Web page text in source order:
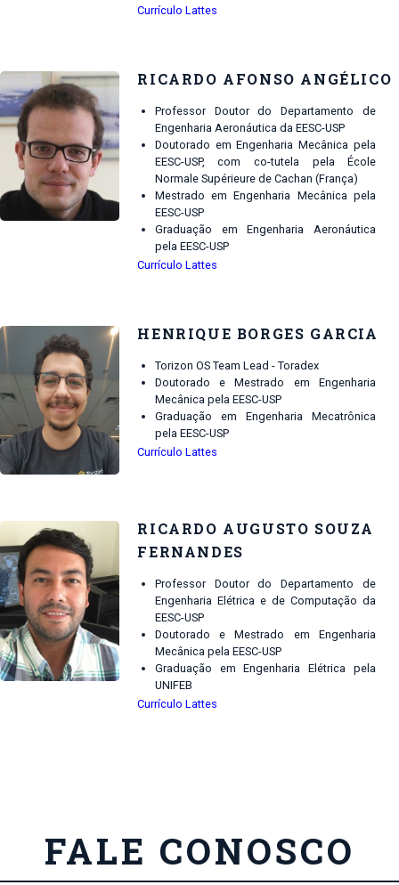
Currículo Lattes
RICARDO AFONSO ANGÉLICO
Professor Doutor do Departamento de
Engenharia Aeronáutica da EESC-USP
Doutorado em Engenharia Mecânica pela
EESC-USP, com co-tutela pela École
Normale Supérieure de Cachan (França)
Mestrado em Engenharia Mecânica pela
EESC-USP
Graduação em Engenharia Aeronáutica
pela EESC-USP
Currículo Lattes
HENRIQUE BORGES GARCIA
Torizon OS Team Lead - Toradex
Doutorado e Mestrado em Engenharia
Mecânica pela EESC-USP
Graduação em Engenharia Mecatrônica
pela EESC-USP
Currículo Lattes
RICARDO AUGUSTO SOUZA
FERNANDES
Professor Doutor do Departamento de
Engenharia Elétrica e de Computação da
EESC-USP
Doutorado e Mestrado em Engenharia
Mecânica pela EESC-USP
Graduação em Engenharia Elétrica pela
UNIFEB
Currículo Lattes
FALE CONOSCO